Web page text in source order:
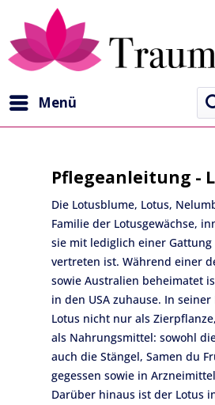
Menü
Pflegeanleitung -
Die Lotusblume, Lotus,
Familie der Lotusgewächse,
sie mit lediglich einer
vertreten ist. Während einer
sowie Australien beheimatet
in den USA zuhause. In
Lotus nicht nur als
als Nahrungsmittel: sowohl
auch die Stängel, Samen du
gegessen sowie in
Darüber hinaus ist der Lotus